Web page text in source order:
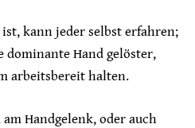
ist, kann jeder selbst erfahren;
dominante Hand gelöster,
arbeitsbereit halten.
Handgelenk, oder auch